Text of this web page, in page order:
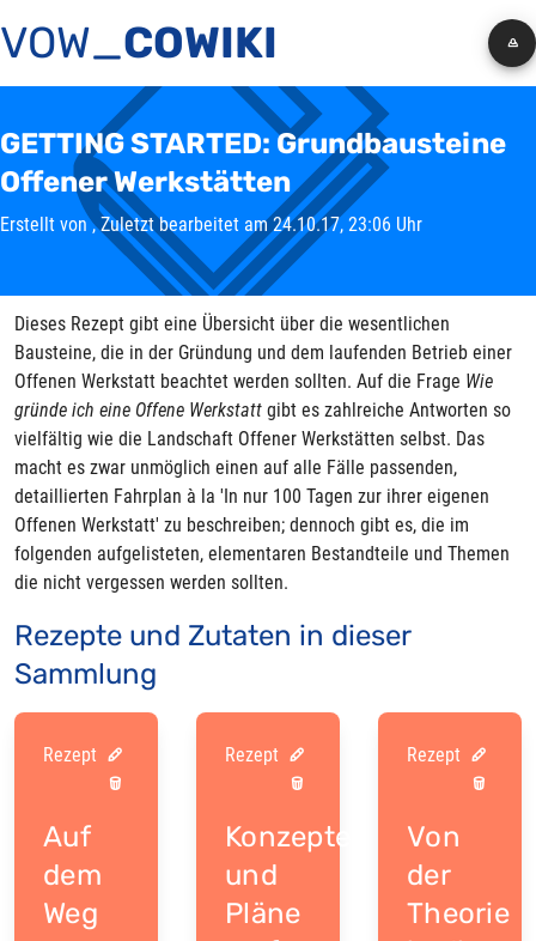
VOW_COWIKI
GETTING STARTED: Grundbausteine
Offener Werkstätten
Erstellt von, Zuletzt bearbeitet am 24.10.17, 23:06 Uhr
Dieses Rezept gibt eine Übersicht über die wesentlichen
Bausteine, die in der Gründung und dem laufenden Betrieb einer
Offenen Werkstatt beachtet werden sollten. Auf die Frage Wie
gründe ich eine Offene Werkstatt gibt es zahlreiche Antworten so
vielfältig wie die Landschaft Offener Werkstätten selbst. Das
macht es zwar unmöglich einen auf alle Fälle passenden,
detaillierten Fahrplan à la 'In nur 100 Tagen zur ihrer eigenen
Offenen Werkstatt' zu beschreiben; dennoch gibt es, die im
folgenden aufgelisteten, elementaren Bestandteile und Themen
die nicht vergessen werden sollten.
Rezepte und Zutaten in dieser
Sammlung
Rezept
Auf
dem
Weg
Rezept
Konzepte
und
Pläne
Rezept
Von
der
Theorie